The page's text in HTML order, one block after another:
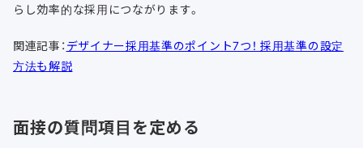
らし効率的な採用につながります。
関連記事： デザイナー採用基準のポイント7つ！ 採用基準の設定
方法も解説
面接の質問項目を定める